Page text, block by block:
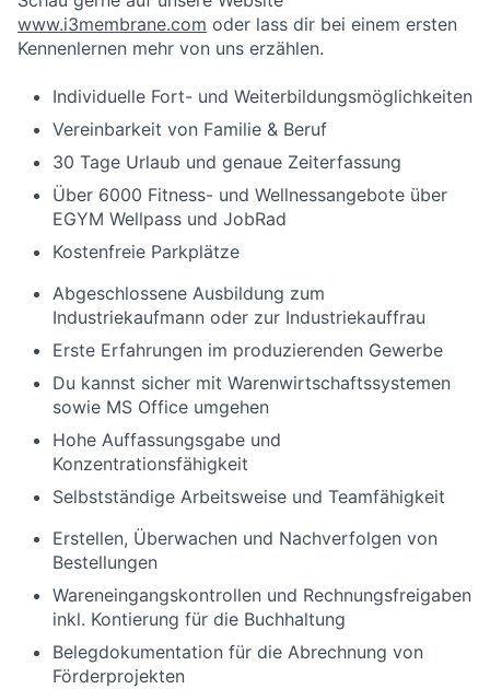
www.i3membrane.com oder lass dir bei einem ersten
Kennenlernen mehr von uns erzählen.
Individuelle Fort- und Weiterbildungsmöglichkeiten
Vereinbarkeit von Familie & Beruf
30 Tage Urlaub und genaue Zeiterfassung
Über 6000 Fitness- und Wellnessangebote über
EGYM Wellpass und JobRad
Kostenfreie Parkplätze
Abgeschlossene Ausbildung zum
Industriekaufmann oder zur Industriekauffrau
Erste Erfahrungen im produzierenden Gewerbe
Du kannst sicher mit Warenwirtschaftssystemen
sowie MS Office umgehen
Hohe Auffassungsgabe und
Konzentrationsfähigkeit
Selbstständige Arbeitsweise und Teamfähigkeit
Erstellen, Überwachen und Nachverfolgen von
Bestellungen
Wareneingangskontrollen und Rechnungsfreigaben
inkl. Kontierung für die Buchhaltung
Belegdokumentation für die Abrechnung von
Förderprojekten